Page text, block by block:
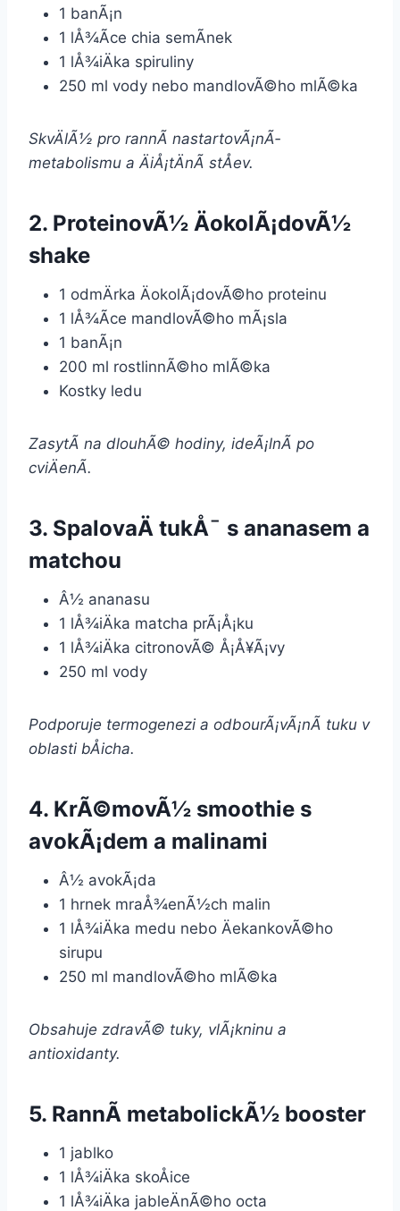
1 banÃ¡n
1 lÅ¾Ã­ce chia semÃ­nek
1 lÅ¾iÄka spiruliny
250 ml vody nebo mandlovÃ©ho mlÃ©ka
SkvÄlÃ½ pro rannÃ­ nastartovÃ¡nÃ­
metabolismu a ÄiÅ¡tÄnÃ­ stÅev.
2. ProteinovÃ½ ÄokolÃ¡dovÃ½
shake
1 odmÄrka ÄokolÃ¡dovÃ©ho proteinu
1 lÅ¾Ã­ce mandlovÃ©ho mÃ¡sla
1 banÃ¡n
200 ml rostlinnÃ©ho mlÃ©ka
Kostky ledu
ZasytÃ­ na dlouhÃ© hodiny, ideÃ¡lnÃ­ po
cviÄenÃ­.
3. SpalovaÄ tukÅ¯ s ananasem a
matchou
Â½ ananasu
1 lÅ¾iÄka matcha prÃ¡Å¡ku
1 lÅ¾iÄka citronovÃ© Å¡Å¥Ã¡vy
250 ml vody
Podporuje termogenezi a odbourÃ¡vÃ¡nÃ­ tuku v
oblasti bÅicha.
4. KrÃ©movÃ½ smoothie s
avokÃ¡dem a malinami
Â½ avokÃ¡da
1 hrnek mraÅ¾enÃ½ch malin
1 lÅ¾iÄka medu nebo ÄekankovÃ©ho
sirupu
250 ml mandlovÃ©ho mlÃ©ka
Obsahuje zdravÃ© tuky, vlÃ¡kninu a
antioxidanty.
5. RannÃ­ metabolickÃ½ booster
1 jablko
1 lÅ¾iÄka skoÅice
1 lÅ¾iÄka jableÄnÃ©ho octa